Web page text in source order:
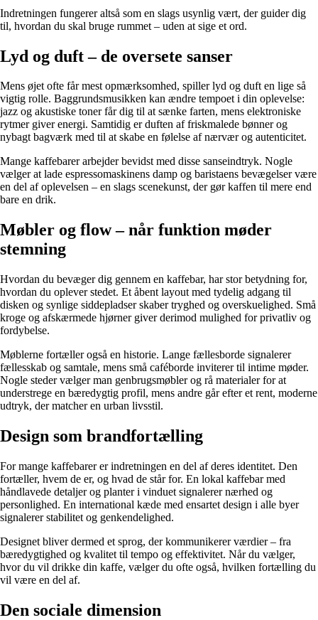
Indretningen fungerer altså som en slags usynlig vært, der guider dig
til, hvordan du skal bruge rummet – uden at sige et ord.
Lyd og duft – de oversete sanser
Mens øjet ofte får mest opmærksomhed, spiller lyd og duft en lige så
vigtig rolle. Baggrundsmusikken kan ændre tempoet i din oplevelse:
jazz og akustiske toner får dig til at sænke farten, mens elektroniske
rytmer giver energi. Samtidig er duften af friskmalede bønner og
nybagt bagværk med til at skabe en følelse af nærvær og autenticitet.
Mange kaffebarer arbejder bevidst med disse sanseindtryk. Nogle
vælger at lade espressomaskinens damp og baristaens bevægelser være
en del af oplevelsen – en slags scenekunst, der gør kaffen til mere end
bare en drik.
Møbler og flow – når funktion møder
stemning
Hvordan du bevæger dig gennem en kaffebar, har stor betydning for,
hvordan du oplever stedet. Et åbent layout med tydelig adgang til
disken og synlige siddepladser skaber tryghed og overskuelighed. Små
kroge og afskærmede hjørner giver derimod mulighed for privatliv og
fordybelse.
Møblerne fortæller også en historie. Lange fællesborde signalerer
fællesskab og samtale, mens små caféborde inviterer til intime møder.
Nogle steder vælger man genbrugsmøbler og rå materialer for at
understrege en bæredygtig profil, mens andre går efter et rent, moderne
udtryk, der matcher en urban livsstil.
Design som brandfortælling
For mange kaffebarer er indretningen en del af deres identitet. Den
fortæller, hvem de er, og hvad de står for. En lokal kaffebar med
håndlavede detaljer og planter i vinduet signalerer nærhed og
personlighed. En international kæde med ensartet design i alle byer
signalerer stabilitet og genkendelighed.
Designet bliver dermed et sprog, der kommunikerer værdier – fra
bæredygtighed og kvalitet til tempo og effektivitet. Når du vælger,
hvor du vil drikke din kaffe, vælger du ofte også, hvilken fortælling du
vil være en del af.
Den sociale dimension